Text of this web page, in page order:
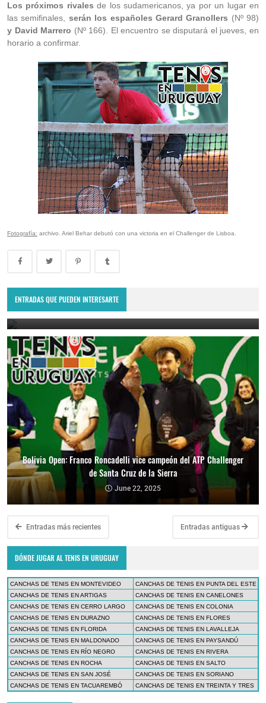
Los próximos rivales de los sudamericanos, ya por un lugar en
las semifinales, serán los españoles Gerard Granollers (Nº 98)
y David Marrero (Nº 166). El encuentro se disputará el jueves, en
horario a confirmar.
Fotografía: archivo. Ariel Behar debutó con una victoria en el Challenger de Lisboa.
ENTRADAS QUE PUEDEN INTERESARTE
Lima Challenger: Ignacio Carou y Franco Roncadelli participarán en
el torneo ATP de Perú
June 23, 2025
Bolivia Open: Franco Roncadelli vice campeón del ATP Challenger
de Santa Cruz de la Sierra
June 22, 2025
Entradas más recientes Entradas antiguas
DÓNDE JUGAR AL TENIS EN URUGUAY
CANCHAS DE TENIS EN MONTEVIDEO
CANCHAS DE TENIS EN PUNTA DEL ESTE
CANCHAS DE TENIS EN ARTIGAS
CANCHAS DE TENIS EN CANELONES
CANCHAS DE TENIS EN CERRO LARGO
CANCHAS DE TENIS EN COLONIA
CANCHAS DE TENIS EN DURAZNO
CANCHAS DE TENIS EN FLORES
CANCHAS DE TENIS EN FLORIDA
CANCHAS DE TENIS EN LAVALLEJA
CANCHAS DE TENIS EN MALDONADO
CANCHAS DE TENIS EN PAYSANDÚ
CANCHAS DE TENIS EN RÍO NEGRO
CANCHAS DE TENIS EN RIVERA
CANCHAS DE TENIS EN ROCHA
CANCHAS DE TENIS EN SALTO
CANCHAS DE TENIS EN SAN JOSÉ
CANCHAS DE TENIS EN SORIANO
CANCHAS DE TENIS EN TACUAREMBÓ
CANCHAS DE TENIS EN TREINTA Y TRES